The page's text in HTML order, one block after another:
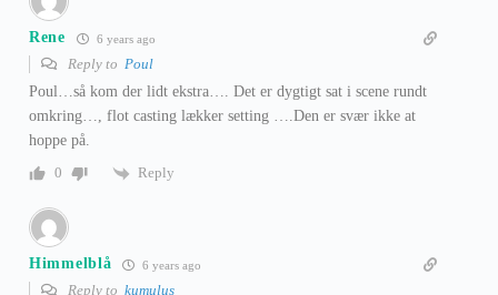
Rene 6 years ago
Reply to Poul
Poul…så kom der lidt ekstra…. Det er dygtigt sat i scene rundt
omkring…, flot casting lækker setting ….Den er svær ikke at
hoppe på.
0
Reply
Himmelblå 6 years ago
Reply to kumulus